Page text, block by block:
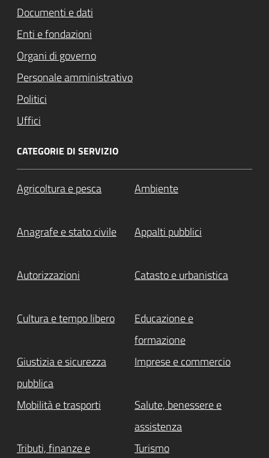
Documenti e dati
Enti e fondazioni
Organi di governo
Personale amministrativo
Politici
Uffici
CATEGORIE DI SERVIZIO
Agricoltura e pesca Ambiente
Anagrafe e stato civile Appalti pubblici
Autorizzazioni Catasto e urbanistica
Cultura e tempo libero
Educazione e
formazione
Giustizia e sicurezza
pubblica
Imprese e commercio
Mobilità e trasporti
Salute, benessere e
assistenza
Tributi, finanze e
Turismo